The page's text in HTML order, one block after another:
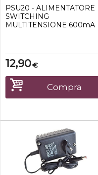
PSU20 - ALIMENTATORE
SWITCHING
MULTITENSIONE 600mA
€
12,90
Compra